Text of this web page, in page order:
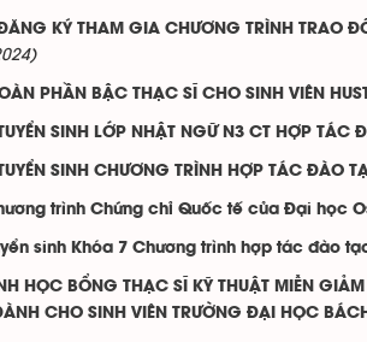
KÝ THAM GIA CHƯƠNG TRÌNH TRAO
PHẦN BẬC THẠC SĨ CHO SINH VIÊN
SINH LỚP NHẬT NGỮ N3 CT HỢP TÁC
SINH CHƯƠNG TRÌNH HỢP TÁC ĐÀO
trình Chứng chỉ Quốc tế của Đại học
sinh Khóa 7 Chương trình hợp tác đào tạo
HỌC BỔNG THẠC SĨ KỸ THUẬT MIỄN
CHO SINH VIÊN TRƯỜNG ĐẠI HỌC